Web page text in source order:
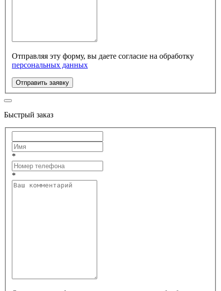
Отправляя эту форму, вы даете согласие на обработку
персональных данных
Отправить заявку
Быстрый заказ
*
*